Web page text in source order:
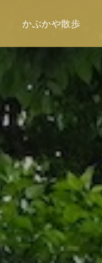
かぶかや散歩